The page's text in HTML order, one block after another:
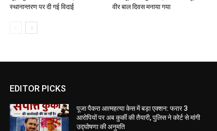
स्थानान्तरण पर दी गई विदाई
वीर बाल दिवस मनाया गया
EDITOR PICKS
पूजा पैकरा आत्महत्या केस में बड़ा एक्शन: फरार 3
आरोपियों पर अब कुर्की की तैयारी, पुलिस ने कोर्ट से मांगी
उद्घोषणा की अनुमति